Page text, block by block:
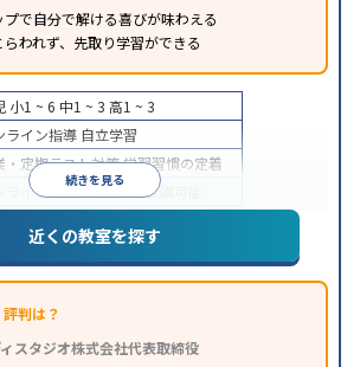
プで自分で解ける喜びが味わえる
われず、先取り学習ができる
続きを見る
小1 ~ 6 中1 ~ 3 高1 ~ 3
ライン指導 自立学習
・定期テスト対策学習習慣の定着
ライン対応1科目から受講可能
近くの教室を探す
判は？
スタジオ株式会社代表取締役